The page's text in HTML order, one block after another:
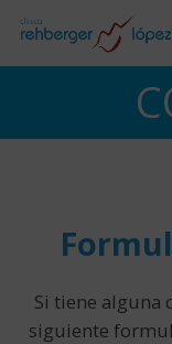
Si tiene alguna
siguiente